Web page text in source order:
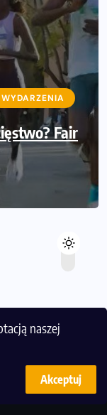
naszej
Akceptuj
WYDARZENIA
Fair